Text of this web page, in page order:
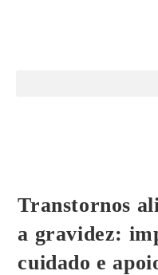
Transtornos
a gravidez:
cuidado e